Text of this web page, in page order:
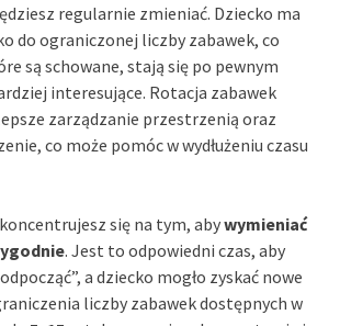
regularnie zmieniać. Dziecko ma
do ograniczonej liczby zabawek, co
są schowane, stają się po pewnym
interesujące. Rotacja zabawek
zarządzanie przestrzenią oraz
co może pomóc w wydłużeniu czasu
się na tym, abywymieniać
. Jest to odpowiedni czas, aby
a dziecko mogło zyskać nowe
liczby zabawek dostępnych w